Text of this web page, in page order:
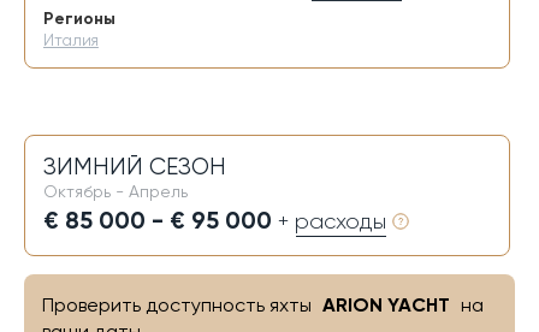
Регионы
Италия
ЗИМНИЙ СЕЗОН
Октябрь - Апрель
€ 85 000 - € 95 000 + расходы
Проверить доступность яхты ARION YACHT на